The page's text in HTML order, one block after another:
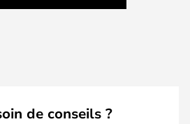
de conseils ?